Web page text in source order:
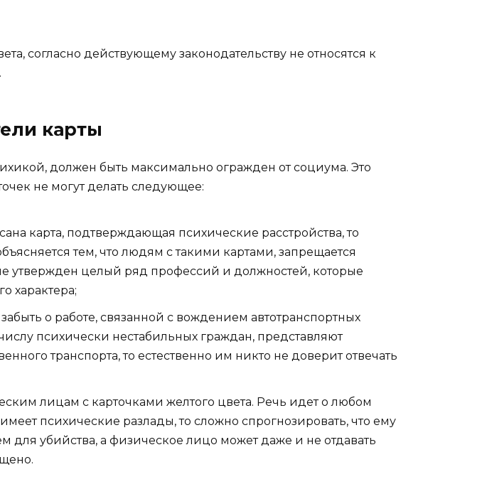
согласно действующему законодательству не относятся к
карты
должен быть максимально огражден от социума. Это
не могут делать следующее:
карта, подтверждающая психические расстройства, то
тем, что людям с такими картами, запрещается
утвержден целый ряд профессий и должностей, которые
характера;
о работе, связанной с вождением автотранспортных
психически нестабильных граждан, представляют
транспорта, то естественно им никто не доверит отвечать
лицам с карточками желтого цвета. Речь идет о любом
психические разлады, то сложно спрогнозировать, что ему
для убийства, а физическое лицо может даже и не отдавать